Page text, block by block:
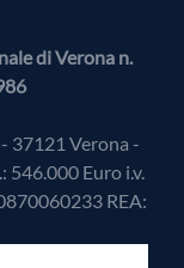
di Verona n.
37121 Verona -
546.000 Euro i.v.
REA: